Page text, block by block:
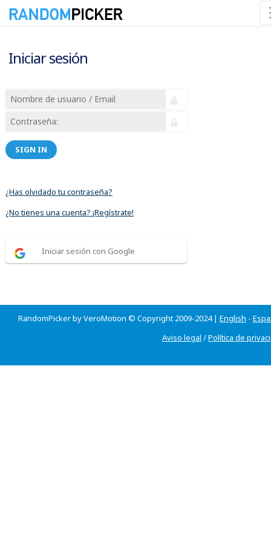
Iniciar sesión
SIGN IN
¿Has olvidado tu contraseña?
¿No tienes una cuenta? ¡Regístrate!
Iniciar sesión con Google
RandomPicker by VeroMotion © Copyright 2009-2024 | English -
Aviso legal /Política de